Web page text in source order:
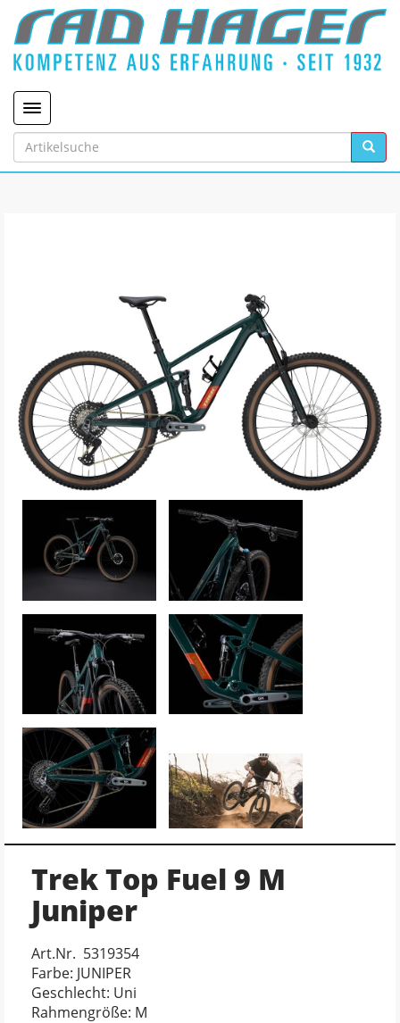
Toggle navigation
Trek Top Fuel 9 M
Juniper
Art.Nr. 5319354
Farbe: JUNIPER
Geschlecht: Uni
Rahmengröße: M